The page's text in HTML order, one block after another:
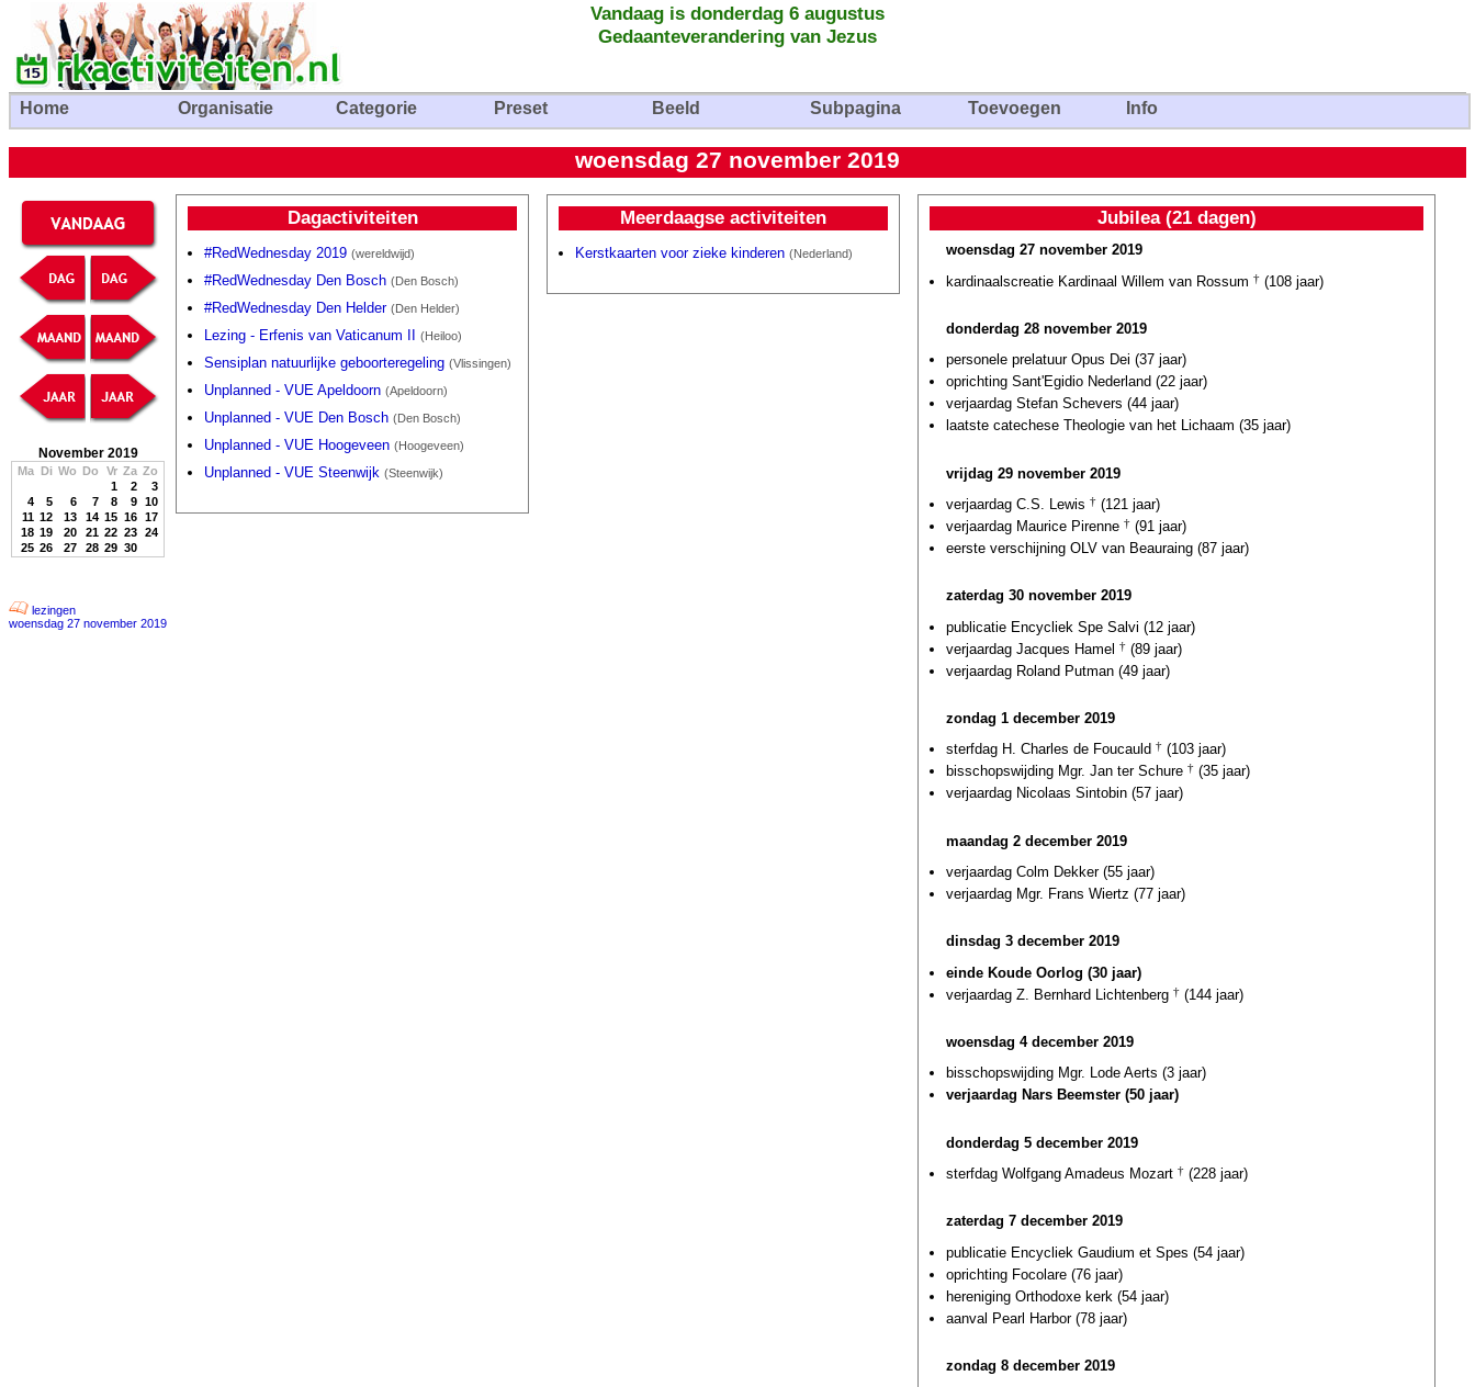
Vandaag is donderdag 6 augustus
Gedaanteverandering van Jezus
Home Organisatie Categorie Preset Beeld Subpagina Toevoegen Info
woensdag 27 november 2019
November 2019
Ma Di Wo Do Vr Za Zo
1
2
3
4
5 6 7 8 9 10
11 12 13 14 15 16 17
18 19 20 21 22 23 24
25 26 27 28 29 30
lezingen
woensdag 27 november 2019
Dagactiviteiten
#RedWednesday 2019 (wereldwijd)
#RedWednesday Den Bosch (Den Bosch)
#RedWednesday Den Helder (Den Helder)
Lezing - Erfenis van Vaticanum II (Heiloo)
Sensiplan natuurlijke geboorteregeling (Vlissingen)
Unplanned - VUE Apeldoorn (Apeldoorn)
Unplanned - VUE Den Bosch (Den Bosch)
Unplanned - VUE Hoogeveen (Hoogeveen)
Unplanned - VUE Steenwijk (Steenwijk)
Meerdaagse activiteiten
Kerstkaarten voor zieke kinderen (Nederland)
Jubilea (21 dagen)
woensdag 27 november 2019
kardinaalscreatie Kardinaal Willem van Rossum † (108 jaar)
donderdag 28 november 2019
personele prelatuur Opus Dei (37 jaar)
oprichting Sant'Egidio Nederland (22 jaar)
verjaardag Stefan Schevers (44 jaar)
laatste catechese Theologie van het Lichaam (35 jaar)
vrijdag 29 november 2019
verjaardag C.S. Lewis † (121 jaar)
verjaardag Maurice Pirenne † (91 jaar)
eerste verschijning OLV van Beauraing (87 jaar)
zaterdag 30 november 2019
publicatie Encycliek Spe Salvi (12 jaar)
verjaardag Jacques Hamel † (89 jaar)
verjaardag Roland Putman (49 jaar)
zondag 1 december 2019
sterfdag H. Charles de Foucauld † (103 jaar)
bisschopswijding Mgr. Jan ter Schure † (35 jaar)
verjaardag Nicolaas Sintobin (57 jaar)
maandag 2 december 2019
verjaardag Colm Dekker (55 jaar)
verjaardag Mgr. Frans Wiertz (77 jaar)
dinsdag 3 december 2019
einde Koude Oorlog (30 jaar)
verjaardag Z. Bernhard Lichtenberg † (144 jaar)
woensdag 4 december 2019
bisschopswijding Mgr. Lode Aerts (3 jaar)
verjaardag Nars Beemster (50 jaar)
donderdag 5 december 2019
sterfdag Wolfgang Amadeus Mozart † (228 jaar)
zaterdag 7 december 2019
publicatie Encycliek Gaudium et Spes (54 jaar)
oprichting Focolare (76 jaar)
hereniging Orthodoxe kerk (54 jaar)
aanval Pearl Harbor (78 jaar)
zondag 8 december 2019